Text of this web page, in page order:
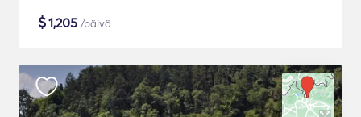
$1,205 /päivä